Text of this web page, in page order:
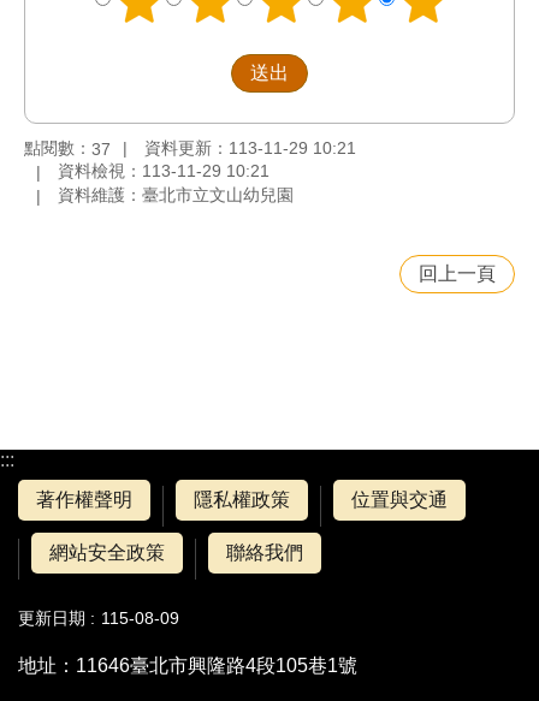
點閱數： 37
資料更新：113-11-29 10:21
資料檢視：113-11-29 10:21
資料維護：臺北市立文山幼兒園
回上一頁
:::
著作權聲明
隱私權政策 位置與交通
網站安全政策 聯絡我們
更新日期 115-08-09
地址：11646臺北市興隆路4段105巷1號